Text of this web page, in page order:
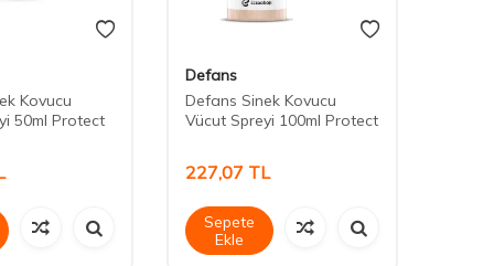
Kovucu
50ml Protect
Defans
Defans Sinek Kovucu
Vücut Spreyi 100ml Protect
227,07 TL
Sepete
Ekle